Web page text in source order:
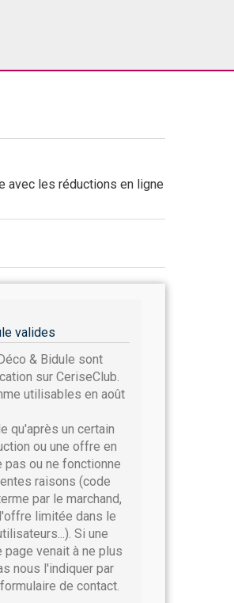
avec les réductions en ligne
valides
& Bidule sont
sur CeriseClub.
utilisables en août
qu'après un certain
ou une offre en
ou ne fonctionne
raisons (code
par le marchand,
limitée dans le
Si une
venait à ne plus
nous l'indiquer par
de contact.